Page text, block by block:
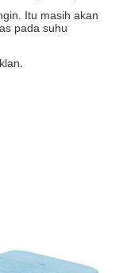
Itu masih akan
pada suhu